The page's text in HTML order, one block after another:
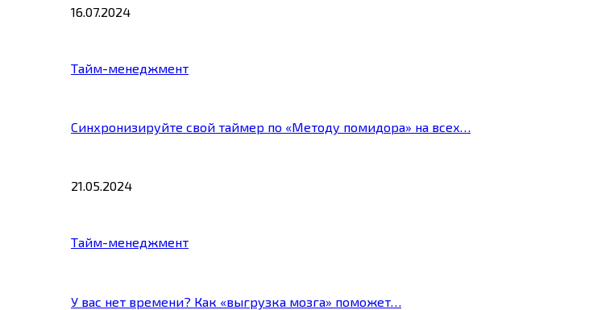
16.07.2024
Тайм-менеджмент
Синхронизируйте свой таймер по «Методу помидора» на всех…
21.05.2024
Тайм-менеджмент
У вас нет времени? Как «выгрузка мозга» поможет…